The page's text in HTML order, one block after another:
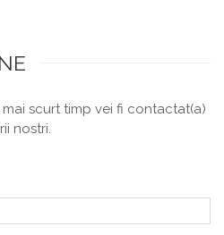
scurt timp vei fi contactat(a)
nostri.